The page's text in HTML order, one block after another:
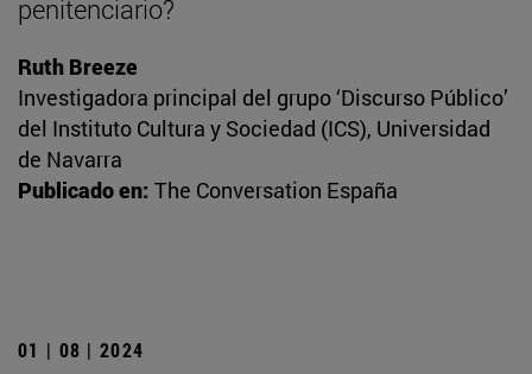
penitenciario?
Ruth Breeze
Investigadora principal del grupo ‘Discurso Público’
del Instituto Cultura y Sociedad (ICS), Universidad
de Navarra
Publicado en: The Conversation España
01 | 08 | 2024